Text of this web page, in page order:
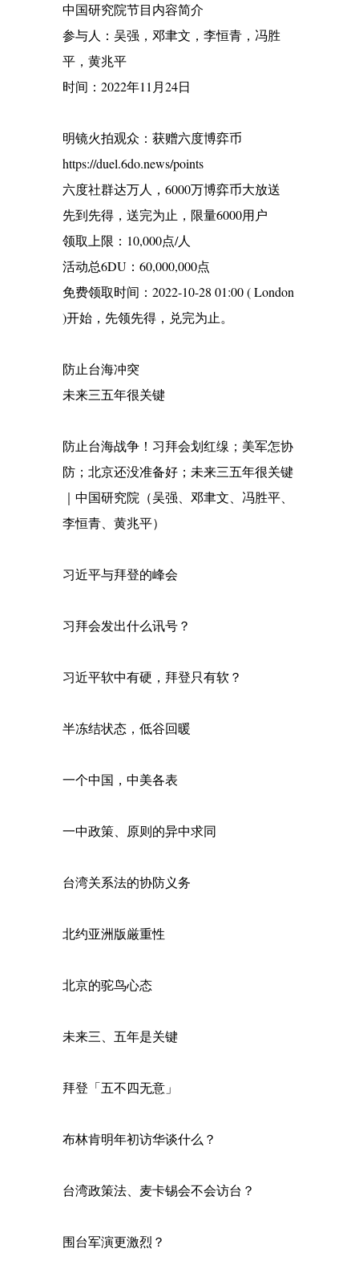
中国研究院节目内容简介
参与人：吴强，邓聿文，李恒青，冯胜
平，黄兆平
时间：2022年11月24日
明镜火拍观众：获赠六度博弈币
https://duel.6do.news/points
六度社群达万人，6000万博弈币大放送
先到先得，送完为止，限量6000用户
领取上限：10,000点/人
活动总6DU：60,000,000点
免费领取时间：2022-10-28 01:00 ( London
)开始，先领先得，兑完为止。
防止台海冲突
未来三五年很关键
防止台海战争！习拜会划红缐；美军怎协
防；北京还没准备好；未来三五年很关键
｜中国研究院（吴强、邓聿文、冯胜平、
李恒青、黄兆平）
习近平与拜登的峰会
习拜会发出什么讯号？
习近平软中有硬，拜登只有软？
半冻结状态，低谷回暖
一个中国，中美各表
一中政策、原则的异中求同
台湾关系法的协防义务
北约亚洲版厳重性
北京的驼鸟心态
未来三、五年是关键
拜登「五不四无意」
布林肯明年初访华谈什么？
台湾政策法、麦卡锡会不会访台？
围台军演更激烈？